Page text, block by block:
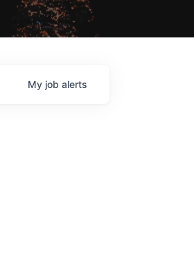
My job alerts